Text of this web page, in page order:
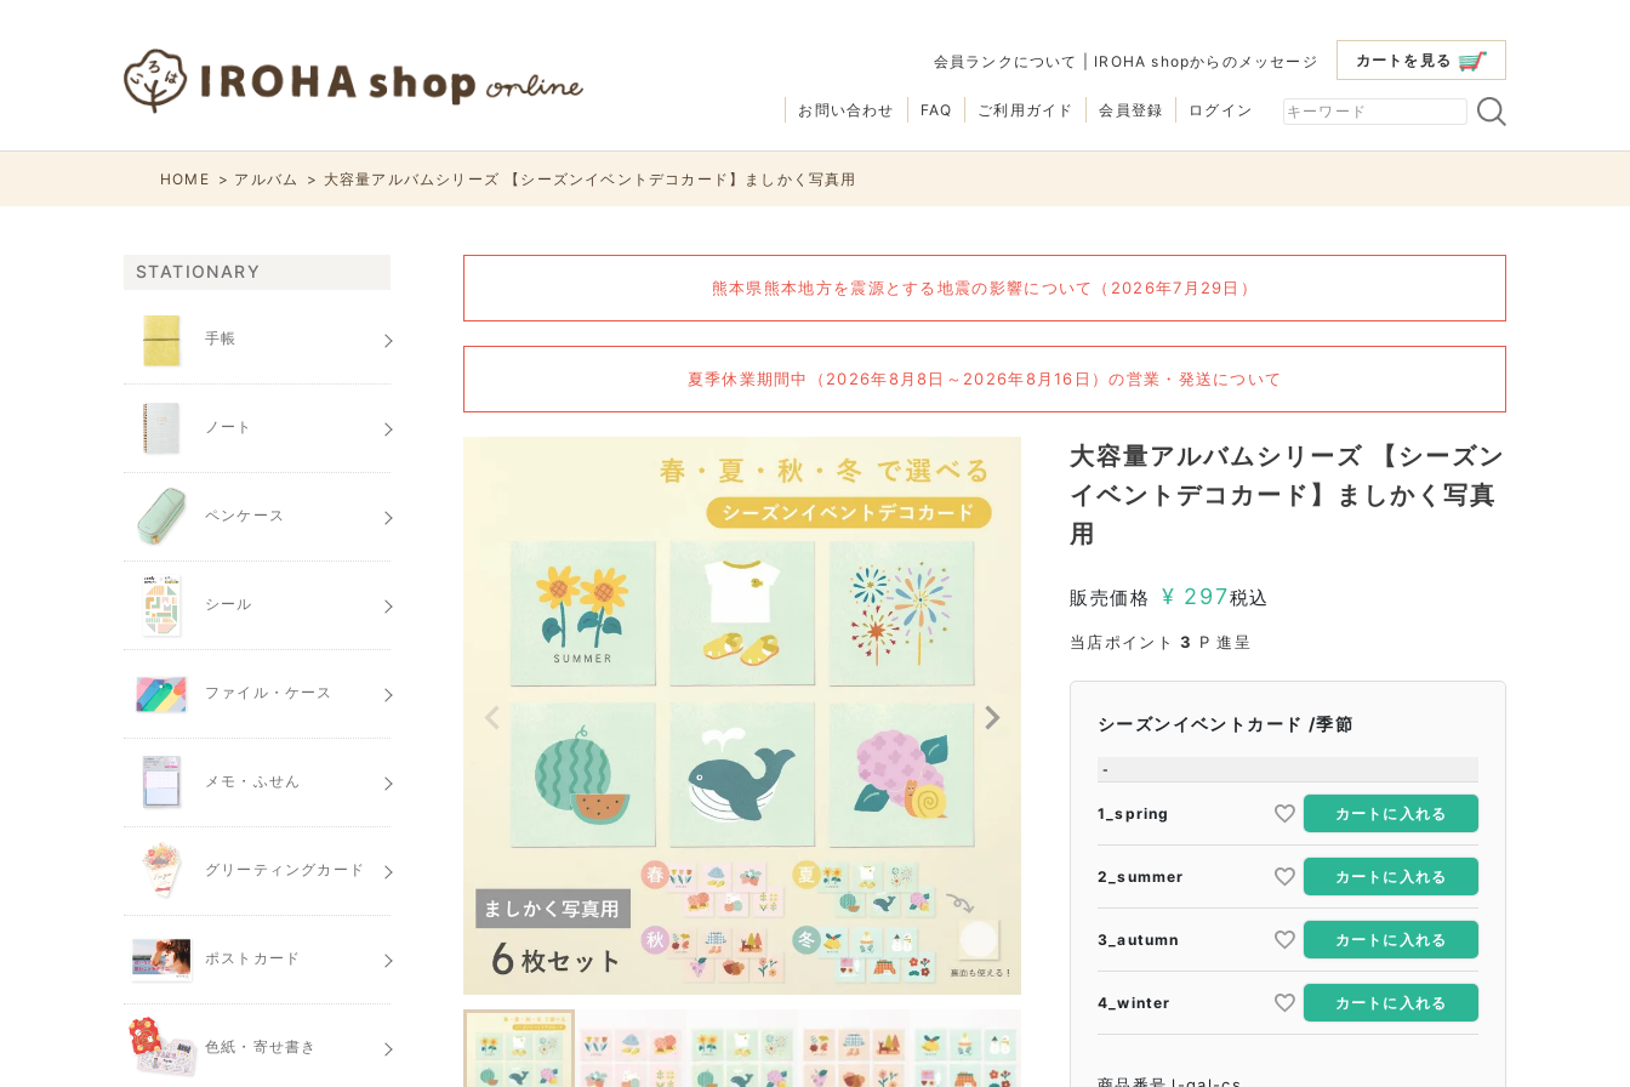
カートを見る
会員ランクについて IROHA shopからのメッセージ
会員登録 ログイン
ご利用ガイド
FAQ
お問い合わせ
HOME アルバム 大容量アルバムシリーズ 【シーズンイベントデコカード】ましかく写真用
熊本県熊本地方を震源とする地震の影響について（2026年7月29日）
夏季休業期間中（2026年8月8日～2026年8月16日）の営業・発送について
大容量アルバムシリーズ 【シーズン
イベントデコカード】ましかく写真
用
販売価格 ¥ 297税込
当店ポイント 3 P 進呈
シーズンイベントカード 季節
-
1_spring カートに入れる
2_summer カートに入れる
3_autumn カートに入れる
4_winter カートに入れる
STATIONARY
手帳
ノート
ペンケース
シール
ファイル・ケース
メモ・ふせん
グリーティングカード
ポストカード
色紙・寄せ書き